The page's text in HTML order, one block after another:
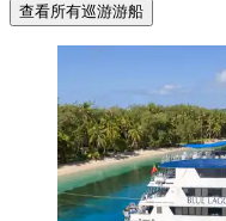
查看所有巡游游船